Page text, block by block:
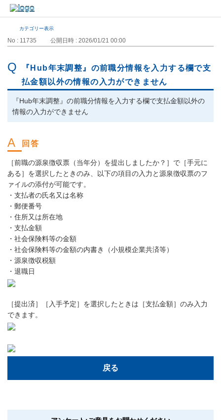
カテゴリー表示
No : 11735 公開日時 : 2026/01/21 00:00
『Hub年末調整』の前職分情報を入力する欄で支
払金額以外の情報の入力ができません
『Hub年末調整』の前職分情報を入力する欄で支払金額以外の
情報の入力ができません
［前職の源泉徴収票（当年分）を提出しましたか？］で［手元に
ある］を選択したときのみ、以下の項目の入力と源泉徴収票のフ
ァイルの添付が可能です。
・支払者の氏名又は名称
・郵便番号
・住所又は所在地
・支払金額
・社会保険料等の金額
・社会保険料等の金額の内書き（小規模企業共済等）
・源泉徴収税額
・退職日
［提出済］［入手予定］を選択したときは［支払金額］のみ入力
できます。
戻る